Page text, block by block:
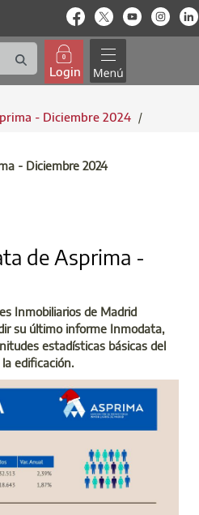
enlace-rrssenlace-rrss
enlace-
Login
- Diciembre 2024 /
DE ASPRIMA -
- Diciembre 2024
de Asprima -
Inmobiliarios de Madrid
su último informe Inmodata,
estadísticas básicas del
edificación.